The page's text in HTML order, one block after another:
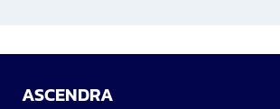
ASCENDRA